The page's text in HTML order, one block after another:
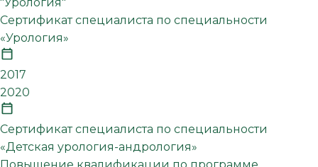
Сертификат специалиста по специальности
«Урология»
2017
2020
Сертификат специалиста по специальности
«Детская урология-андрология»